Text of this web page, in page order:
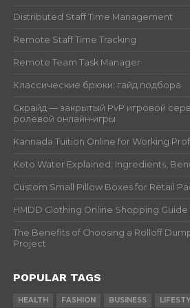
Distributed Staff Time Management
Remote Staff Time Tracking
Remote Team Task Manager
Классические брюки: гайд подбора
Скрайд — закрытый PvP игровой
ролевой онлайн‑игры
Kannada Tuition Online for Working
Keto Water Explained: Ingredients,
Custom Small Pillow Boxes for Retail
HMDD Clothing Online Shopping Guide
The Benefits of Choosing a Rolloff
Project
POPULAR TAGS
HEALTH FASHION BUSINESS